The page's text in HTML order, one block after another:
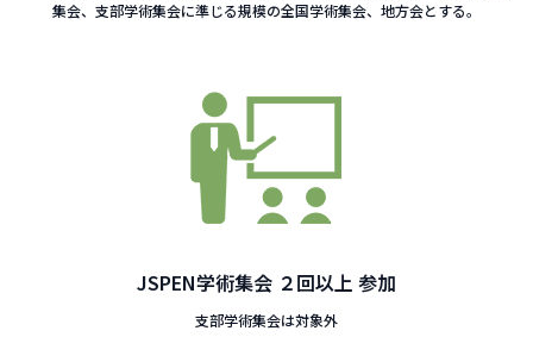
集会、支部学術集会に準じる規模の全国学術集会、地方会とする。
JSPEN学術集会 ２回以上 参加
支部学術集会は対象外